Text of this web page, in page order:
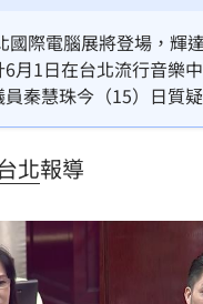
國際電腦展將登場，輝
月1日在台北流行音樂
秦慧珠今（15）日質
是好像蔣萬安「跟黃
但這次還要尊重輝達的
北報導